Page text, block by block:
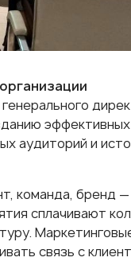
генерального
эффективных
аудиторий и
команда, бренд —
сплачивают
связь с